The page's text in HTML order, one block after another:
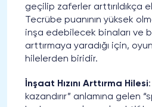
geçilip zaferler arttırıldıkça
Tecrübe puanının yüksek
inşa edebilecek binaları ve
arttırmaya yaradığı için,
hilelerden biridir.
İnşaat Hızını Arttırma Hilesi
kazandırır” anlamına gelen